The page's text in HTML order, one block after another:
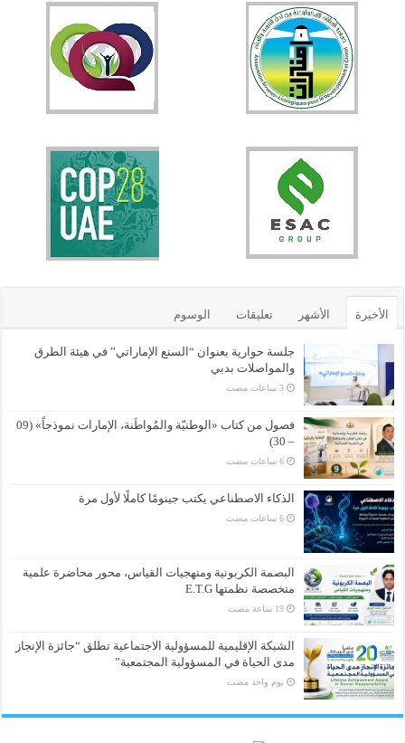
الأخيرة الأشهر تعليقات الوسوم
جلسة حوارية بعنوان “السنع الإماراتي” في هيئة الطرق
والمواصلات بدبي
فصول من كتاب «الوطنيّة والمُواطَنة، الإمارات نموذجاً» (09
– 30)
الذكاء الاصطناعي يكتب جينومًا كاملًا لأول مرة
البصمة الكربونية ومنهجيات القياس، محور محاضرة علمية
متخصصة نظمتها E.T.G
الشبكة الإقليمية للمسؤولية الاجتماعية تطلق “جائزة الإنجاز
مدى الحياة في المسؤولية المجتمعية”
‏يوم واحد مضت